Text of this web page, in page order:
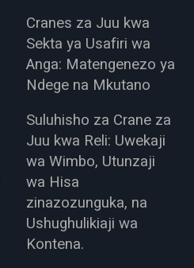
Cranes za Juu kwa
Sekta ya Usafiri wa
Anga: Matengenezo ya
Ndege na Mkutano
Suluhisho za Crane za
Juu kwa Reli: Uwekaji
wa Wimbo, Utunzaji
wa Hisa
zinazozunguka, na
Ushughulikiaji wa
Kontena.